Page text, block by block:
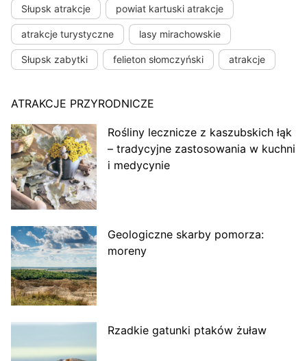
Słupsk atrakcje powiat kartuski atrakcje
atrakcje turystyczne lasy mirachowskie
Słupsk zabytki felieton słomczyński atrakcje
ATRAKCJE PRZYRODNICZE
Rośliny lecznicze z kaszubskich łąk
– tradycyjne zastosowania w kuchni
i medycynie
Geologiczne skarby pomorza:
moreny
Rzadkie gatunki ptaków żuław